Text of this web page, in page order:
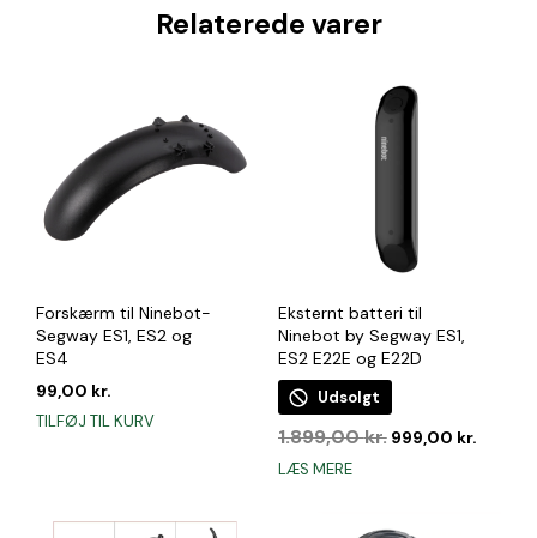
Relaterede varer
Forskærm til Ninebot-
Segway ES1, ES2 og
ES4
99,00 kr.
TILFØJ TIL KURV
Eksternt batteri til
Ninebot by Segway ES1,
ES2 E22E og E22D
Udsolgt
1.899,00kr. Den
1.899,00 kr..
999,00 kr.
LÆS MERE